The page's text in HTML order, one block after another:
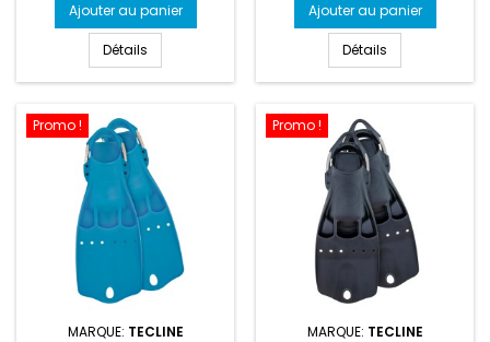
Ajouter au panier
Détails
Ajouter au panier
Détails
Promo !
MARQUE: TECLINE
Promo !
MARQUE: TECLINE